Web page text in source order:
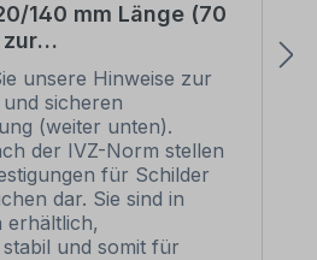
140 mm Länge (70
unsere Hinweise zur
sicheren
(weiter unten).
der IVZ-Norm stellen
für Schilder
dar. Sie sind in
erhältlich,
und somit für